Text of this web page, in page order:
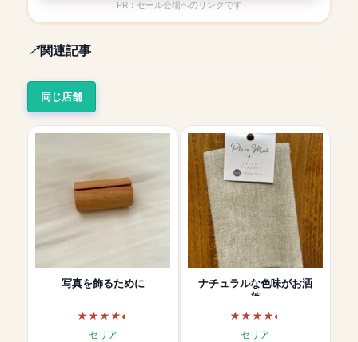
PR：セール会場へのリンクです
関連記事
同じ店舗
写真を飾るために
セリア
ナチュラルな色味がお洒
落
セリア